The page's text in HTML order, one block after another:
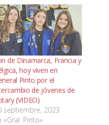
de Dinamarca, Francia y
hoy viven en
Pinto por el
de jóvenes de
(VIDEO)
septiembre, 2023
«Gral. Pinto»